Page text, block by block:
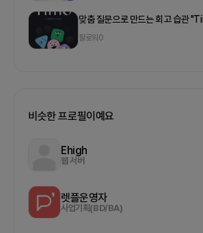
맞춤 질문으로 만드는 회고 습관
팔로워 0
비슷한 프로필이예요
Ehigh
웹 서버
렛플운영자
사업기획(BD/BA)